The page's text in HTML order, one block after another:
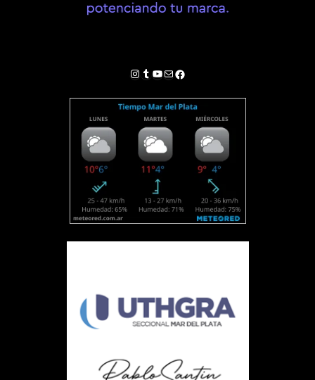
Instagram
Tumblr
YouTube
Correo electrónico
Facebook